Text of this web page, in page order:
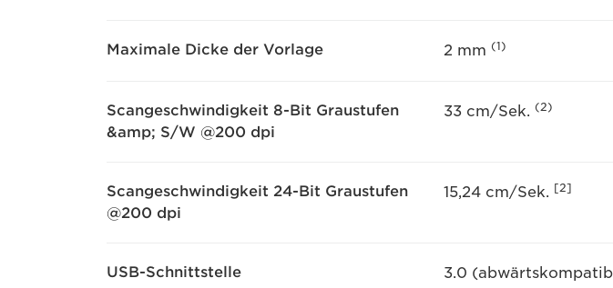
Maximale Dicke der Vorlage 2 mm (1)
Scangeschwindigkeit 8-Bit Graustufen
&amp; S/W @200 dpi
33 cm/Sek. (2)
Scangeschwindigkeit 24-Bit Graustufen
@200 dpi
15,24 cm/Sek. [2]
USB-Schnittstelle 3.0